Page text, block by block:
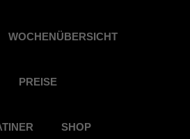
WOCHENÜBERSICHT
PREISE
SHOP